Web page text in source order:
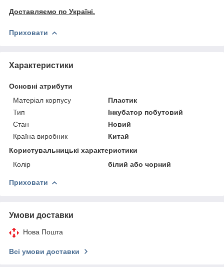
Доставляємо по Україні.
Приховати
Характеристики
Основні атрибути
Матеріал корпусу
Пластик
Тип
Інкубатор побутовий
Стан
Новий
Країна виробник
Китай
Користувальницькі характеристики
Колір
білий або чорний
Приховати
Умови доставки
Нова Пошта
Всі умови доставки